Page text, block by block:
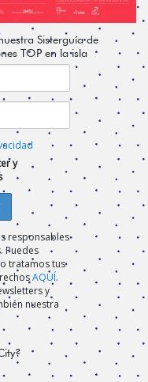
Sisterguía de
TOP en la isla
y
responsables
Puedes
tratamos tus
AQUÍ.
y
nuestra